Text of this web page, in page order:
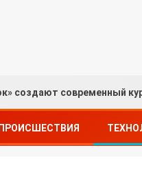
создают современный
ПРОИСШЕСТВИЯ